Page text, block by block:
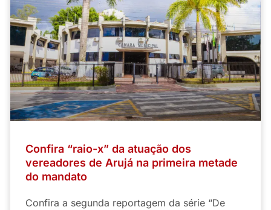
Confira “raio-x” da atuação dos
vereadores de Arujá na primeira metade
do mandato
Confira a segunda reportagem da série “De